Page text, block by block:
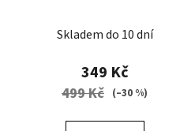
Skladem do 10 dní
349 Kč
499 Kč (–30 %)